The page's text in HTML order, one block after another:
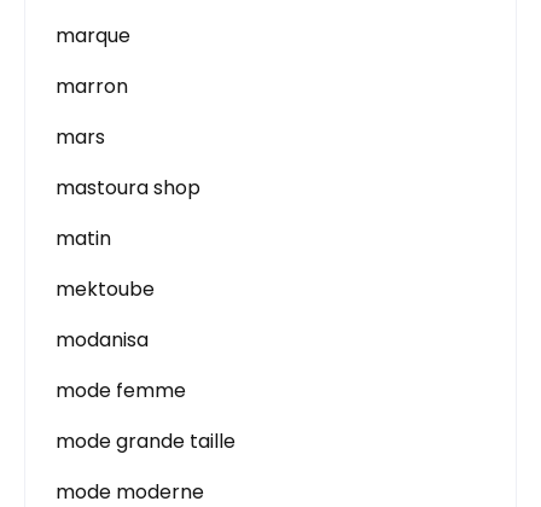
marque
marron
mars
mastoura shop
matin
mektoube
modanisa
mode femme
mode grande taille
mode moderne